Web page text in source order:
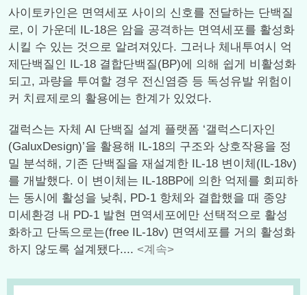
사이토카인은 면역세포 사이의 신호를 전달하는 단백질
로, 이 가운데 IL-18은 암을 공격하는 면역세포를 활성화
시킬 수 있는 것으로 알려져있다. 그러나 체내투여시 억
제단백질인 IL-18 결합단백질(BP)에 의해 쉽게 비활성화
되고, 과량을 투여할 경우 전신염증 등 독성유발 위험이
커 치료제로의 활용에는 한계가 있었다.
갤럭스는 자체 AI 단백질 설계 플랫폼 ‘갤럭스디자인
(GaluxDesign)’을 활용해 IL-18의 구조와 상호작용을 정
밀 분석해, 기존 단백질을 재설계한 IL-18 변이체(IL-18v)
를 개발했다. 이 변이체는 IL-18BP에 의한 억제를 회피하
는 동시에 활성을 낮춰, PD-1 항체와 결합했을 때 종양
미세환경 내 PD-1 발현 면역세포에만 선택적으로 활성
화하고 단독으로는(free IL-18v) 면역세포를 거의 활성화
하지 않도록 설계됐다.... <계속>